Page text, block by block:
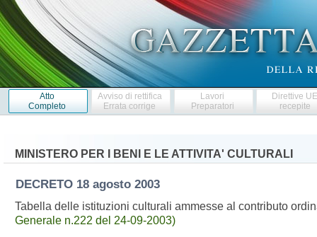
Atto
Completo
Avviso di rettifica
Errata corrige
Lavori
Preparatori
Direttive
recepite
MINISTERO PER I BENI E LE ATTIVITA' CULTURALI
DECRETO 18 agosto 2003
Tabella delle istituzioni culturali ammesse al contributo
Generale n.222 del 24-09-2003)